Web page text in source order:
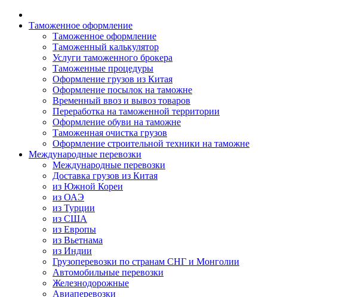
Таможенное оформление
Таможенное оформление
Таможенный калькулятор
Услуги таможенного брокера
Таможенные процедуры
Оформление грузов из Китая
Оформление посылок на таможне
Временный ввоз и вывоз товаров
Переработка на таможенной территории
Оформление обуви на таможне
Таможенная очистка грузов
Оформление строительной техники на таможне
Международные перевозки
Международные перевозки
Доставка грузов из Китая
из Южной Кореи
из ОАЭ
из Турции
из США
из Европы
из Вьетнама
из Индии
Грузоперевозки по странам СНГ и Монголии
Автомобильные перевозки
Железнодорожные
Авиаперевозки